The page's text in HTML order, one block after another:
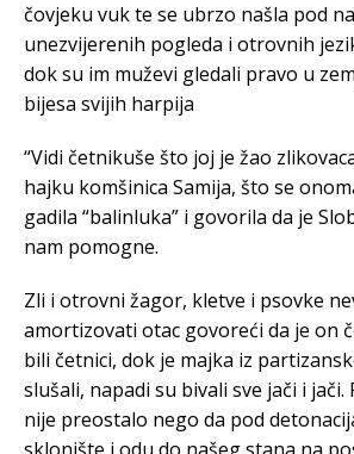
čovjeku vuk te se ubrzo našla pod
unezvijerenih pogleda i otrovnih
dok su im muževi gledali pravo u
bijesa svijih harpija
“Vidi četnikuše što joj je žao
hajku komšinica Samija, što se
gadila “balinluka” i govorila da je
nam pomogne.
Zli i otrovni žagor, kletve i psovke
amortizovati otac govoreći da je on
bili četnici, dok je majka iz
slušali, napadi su bivali sve jači i jači.
nije preostalo nego da pod